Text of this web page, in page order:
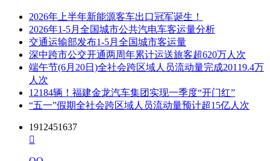
2026年上半年新能源客车出口冠军诞生！
2026年1-5月全国城市公共汽电车客运量分析
交通运输部发布1-5月全国城市客运量
深中跨市公交开通两周年累计运送旅客超620万人次
端午节(6月20日)全社会跨区域人员流动量完成20119.4万
人次
12184辆！福建金龙汽车集团实现一季度“开门红”
“五一”假期全社会跨区域人员流动量预计超15亿人次
1912451637
